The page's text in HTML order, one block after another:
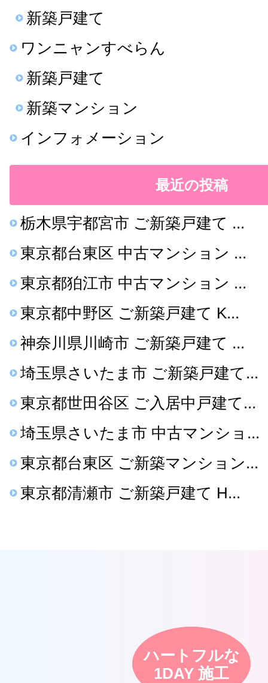
新築戸建て
ワンニャンすべらん
新築戸建て
新築マンション
インフォメーション
最近の投稿
栃木県宇都宮市 ご新築戸建て ...
東京都台東区 中古マンション ...
東京都狛江市 中古マンション ...
東京都中野区 ご新築戸建て K...
神奈川県川崎市 ご新築戸建て ...
埼玉県さいたま市 ご新築戸建て...
東京都世田谷区 ご入居中戸建て...
埼玉県さいたま市 中古マンショ...
東京都台東区 ご新築マンション...
東京都清瀬市 ご新築戸建て H...
ハートフルな
1DAY 施工